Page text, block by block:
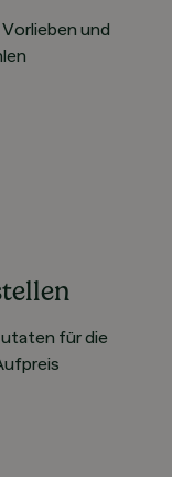
und
für die